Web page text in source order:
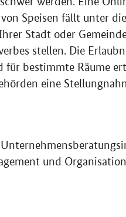
Speisen fällt unter
Stadt oder
stellen. Die
für bestimmte Räume
eine
und Organisation